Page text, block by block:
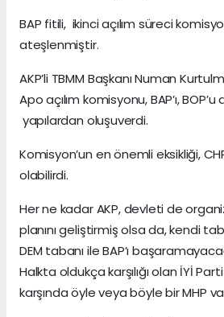
BAP fitili, ikinci açılım süreci
ateşlenmiştir.
AKP’li TBMM Başkanı Numan
Apo açılım komisyonu, BAP’ı,
yapılardan oluşuverdi.
Komisyon’un en önemli eksikliği,
olabilirdi.
Her ne kadar AKP, devleti de
planını geliştirmiş olsa da, kendi
DEM tabanı ile BAP’ı
Halkta oldukça karşılığı olan İYİ
karşında öyle veya böyle bir MHP